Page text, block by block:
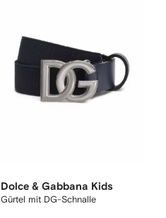
Dolce & Gabbana Kids
Gürtel mit DG-Schnalle